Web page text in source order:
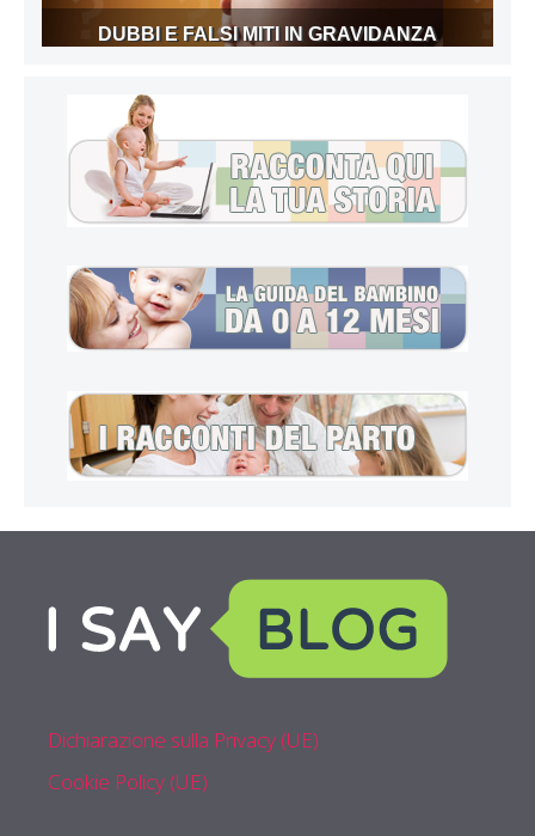
DUBBI E FALSI MITI IN GRAVIDANZA
Dichiarazione sulla Privacy (UE)
Cookie Policy (UE)